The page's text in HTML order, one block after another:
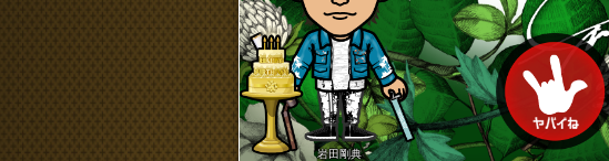
岩田剛典